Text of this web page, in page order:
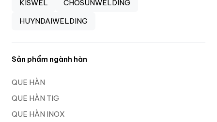
KISWEL
CHOSUNWELDING
HUYNDAIWELDING
Sản phẩm ngành hàn
QUE HÀN
QUE HÀN TIG
QUE HÀN INOX